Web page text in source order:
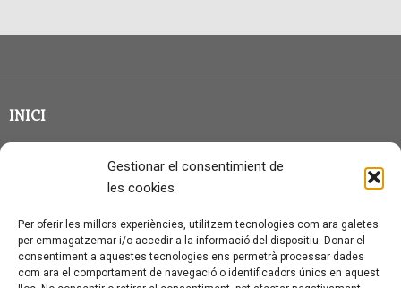
Gestionar el consentimient de
les cookies
Per oferir les millors experiències, utilitzem tecnologies com ara galetes
per emmagatzemar i/o accedir a la informació del dispositiu. Donar el
consentiment a aquestes tecnologies ens permetrà processar dades
com ara el comportament de navegació o identificadors únics en aquest
INICI
CLASSE EN GRUP
QUI SOC?
CONTACTE
AVÍS LEGAL I PROTECCIÓ DE DADES